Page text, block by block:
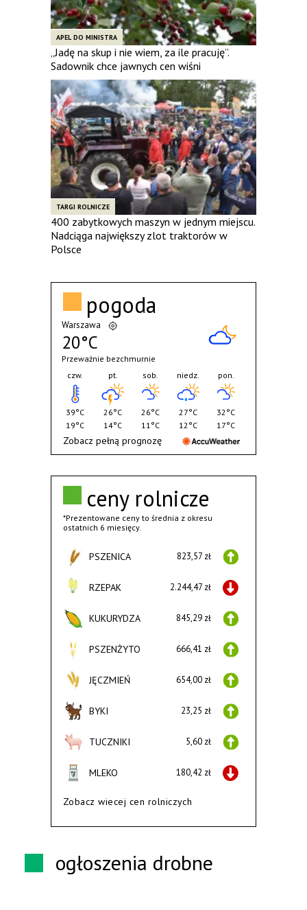
APEL DO MINISTRA
„Jadę na skup i nie wiem, za ile pracuję”.
Sadownik chce jawnych cen wiśni
TARGI ROLNICZE
400 zabytkowych maszyn w jednym miejscu.
Nadciąga największy zlot traktorów w
Polsce
ceny rolnicze
*Prezentowane ceny to średnia z okresu
ostatnich 6 miesięcy.
PSZENICA 823,57 zł
RZEPAK 2.244,47 zł
KUKURYDZA 845,29 zł
PSZENŻYTO 666,41 zł
JĘCZMIEŃ 654,00 zł
BYKI 23,25 zł
TUCZNIKI 5,60 zł
MLEKO 180,42 zł
Zobacz wiecej cen rolniczych
pogoda
Warszawa
20°C
Przeważnie bezchmurnie
czw.
39°C
19°C
pt.
26°C
14°C
sob.
26°C
11°C
niedz.
27°C
12°C
pon.
32°C
17°C
Zobacz pełną prognozę
ogłoszenia drobne